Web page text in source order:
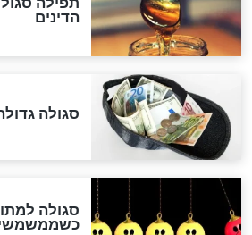
"מודה לקב"ה
לכל המאמרים
אחרית